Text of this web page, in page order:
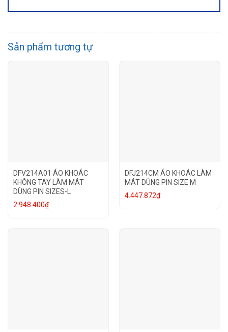
Sản phẩm tương tự
DFV214A01 ÁO KHOÁC
KHÔNG TAY LÀM MÁT
DÙNG PIN SIZES-L
2.948.400₫
DFJ214CM ÁO KHOÁC LÀM
MÁT DÙNG PIN SIZE M
4.447.872₫